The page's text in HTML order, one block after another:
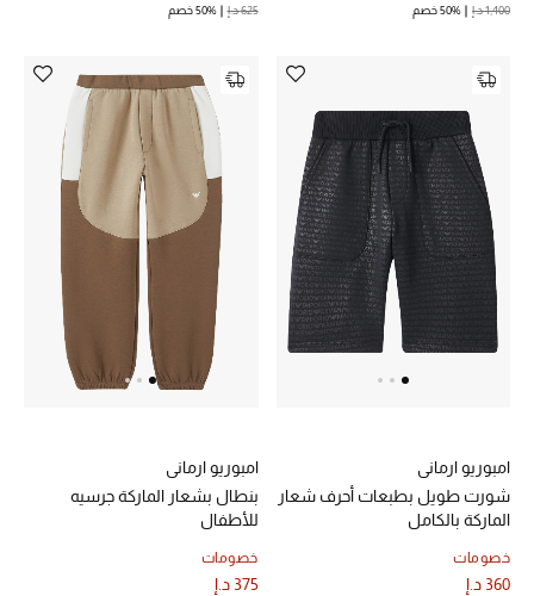
تسوقوا الأحذية
الجمال
خصومات
جميع مستحضرات الجمال
العطور
مكتشف العطور
1,400 د.إ 50% خصم 625 د.إ 50% خصم
امبوريو ارماني
شورت طويل بطبعات أحرف شعار
الماركة بالكامل
خصومات
360 د.إ
امبوريو ارماني
بنطال بشعار الماركة جرسيه
للأطفال
خصومات
375 د.إ